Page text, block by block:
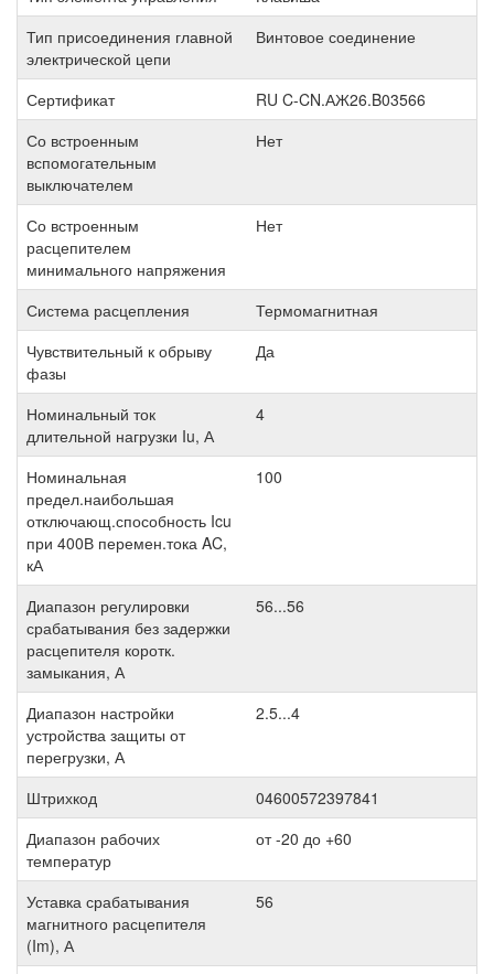
Тип присоединения главной
электрической цепи
Винтовое соединение
Сертификат
RU C-CN.АЖ26.B03566
Со встроенным
вспомогательным
выключателем
Нет
Со встроенным
расцепителем
минимального напряжения
Нет
Система расцепления
Термомагнитная
Чувствительный к обрыву
фазы
Да
Номинальный ток
длительной нагрузки Iu, А
4
Номинальная
предел.наибольшая
отключающ.способность Icu
при 400В перемен.тока AC,
кА
100
Диапазон регулировки
срабатывания без задержки
расцепителя коротк.
замыкания, А
56...56
Диапазон настройки
устройства защиты от
перегрузки, А
2.5...4
Штрихкод
04600572397841
Диапазон рабочих
температур
от -20 до +60
Уставка срабатывания
магнитного расцепителя
(Im), А
56